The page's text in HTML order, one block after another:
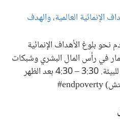
العالمي 2014: الأهداف الإنمائية العالمية، والهدف
نحو بلوغ الأهداف الإنمائية
في رأس المال البشري وشبكات
الأمان الاجتماعي والنمو المراعي للبيئة. 3:30 – 4:30 بعد الظهر